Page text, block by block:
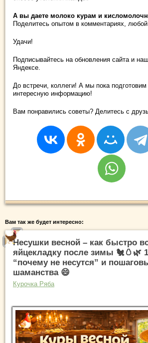
А вы даете молоко курам и
Поделитесь опытом в комментариях,
Удачи!
Подписывайтесь на обновления сайта и наш
Яндексе.
До встречи, коллеги! А мы пока
интересную информацию!
Вам понравились советы? Делитесь с
Вам так же будет интересно:
Несушки весной – как быстро
яйцекладку после зимы 🐔🥚🌿
“почему не несутся” и
шаманства 😄
Курочка Ряба